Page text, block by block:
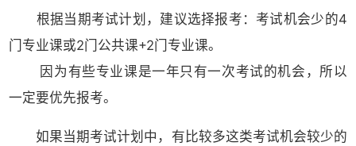
根据当期考试计划，建议选择报考：考试机会少的4
门专业课或2门公共课+2门专业课。
因为有些专业课是一年只有一次考试的机会，所以
一定要优先报考。
如果当期考试计划中，有比较多这类考试机会较少的